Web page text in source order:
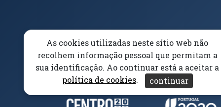
Acessibilidade Aviso/Privacidade Proteção
(abre em nova janela)
As cookies utilizadas neste sítio web não
recolhem informação pessoal que permitam a
sua identificação. Ao continuar está a aceitar a
política de cookies. continuar